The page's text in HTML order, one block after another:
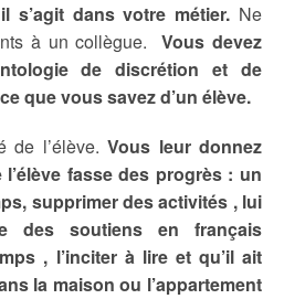
s’agit dans votre métier. Ne
à un collègue.Vous devez
de discrétion et de
que vous savez d’un élève.
de l’élève. Vous leur donnez
fasse des progrès : un
supprimer des activités , lui
des soutiens en français
, l’inciter à lire et qu’il ait
la maison ou l’appartement